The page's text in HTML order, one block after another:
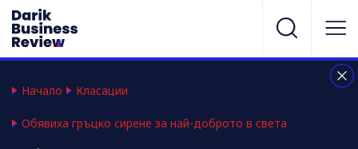
Начало Класации
Обявиха гръцко сирене за най-доброто в света